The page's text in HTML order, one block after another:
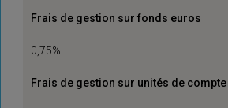
Frais de gestion sur fonds euros
0,75%
Frais de gestion sur unités de compte